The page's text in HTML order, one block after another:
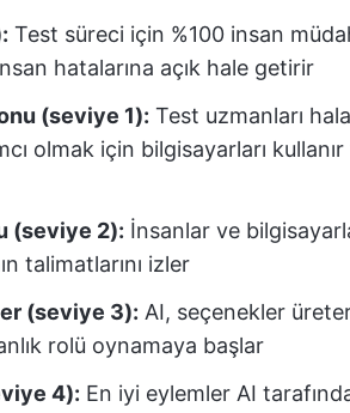
Test süreci için %100 insan
hatalarına açık hale getirir
(seviye 1): Test uzmanları
olmak için bilgisayarları
(seviye 2): İnsanlar ve
talimatlarını izler
(seviye 3): AI, seçenekler
rolü oynamaya başlar
4): En iyi eylemler AI